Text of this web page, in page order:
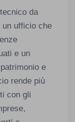
da
un ufficio che
e un
e
rende più
con gli